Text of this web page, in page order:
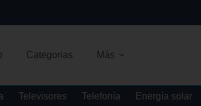
Categorias Más
Televisores Telefonía Energía solar